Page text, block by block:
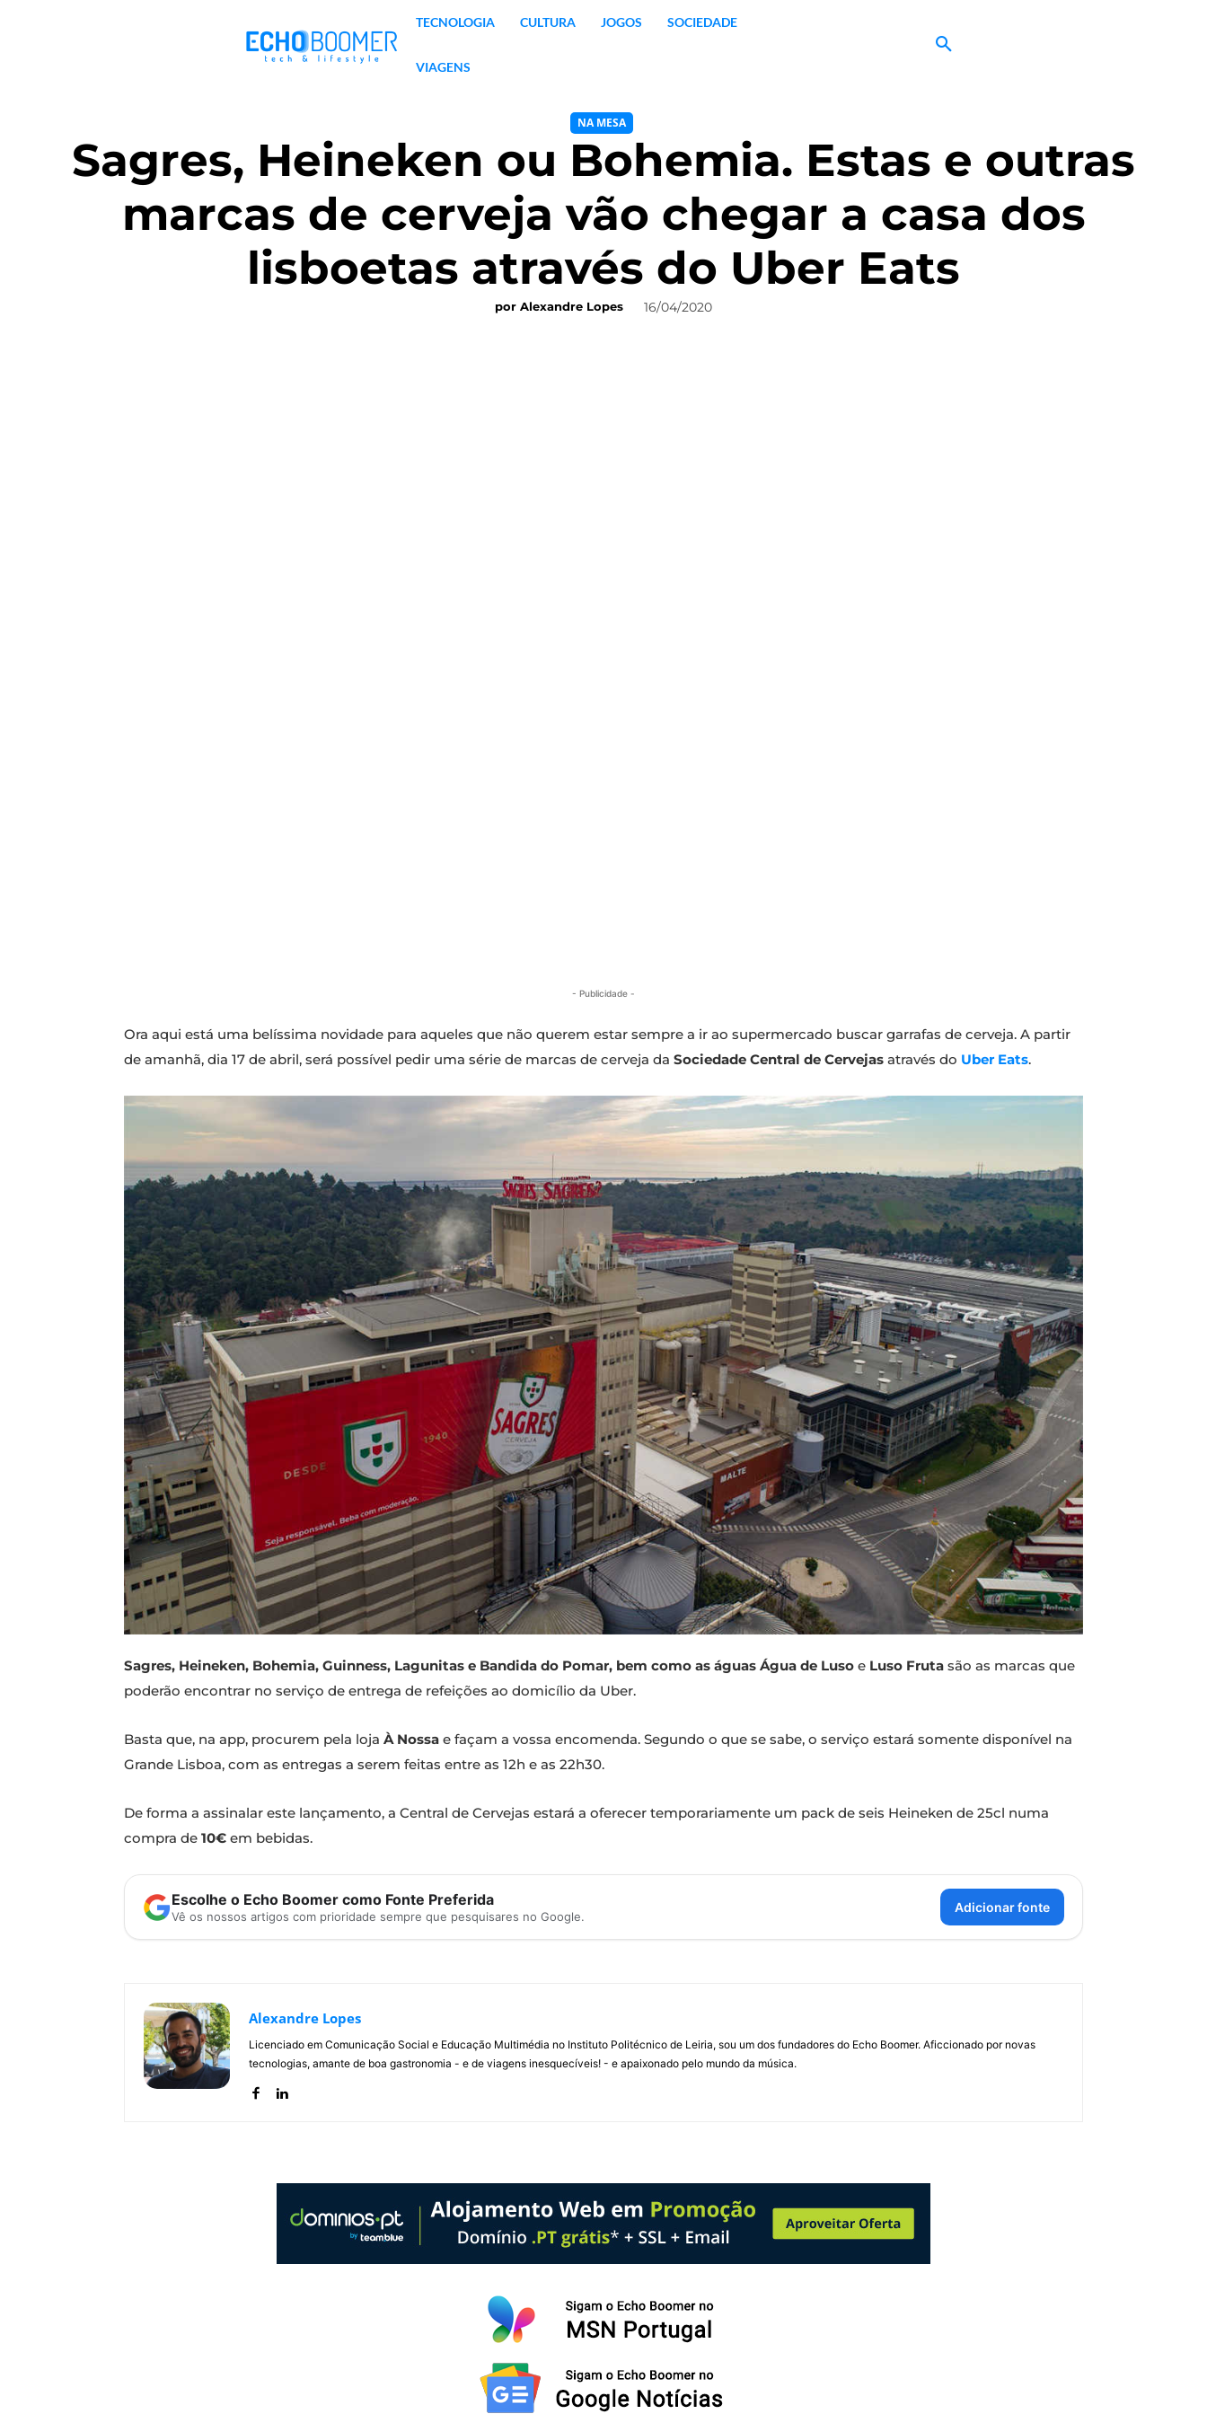
TECNOLOGIA CULTURA JOGOS SOCIEDADE
VIAGENS
NA MESA
Sagres, Heineken ou Bohemia. Estas e outras
marcas de cerveja vão chegar a casa dos
lisboetas através do Uber Eats
por Alexandre Lopes 16/04/2020
- Publicidade -
Ora aqui está uma belíssima novidade para aqueles que não querem estar sempre a ir ao supermercado buscar garrafas de cerveja. A partir
de amanhã, dia 17 de abril, será possível pedir uma série de marcas de cerveja da Sociedade Central de Cervejas através do Uber Eats.
Sagres, Heineken, Bohemia, Guinness, Lagunitas e Bandida do Pomar, bem como as águas Água de Luso e Luso Fruta são as marcas que
poderão encontrar no serviço de entrega de refeições ao domicílio da Uber.
Basta que, na app, procurem pela loja À Nossa e façam a vossa encomenda. Segundo o que se sabe, o serviço estará somente disponível na
Grande Lisboa, com as entregas a serem feitas entre as 12h e as 22h30.
De forma a assinalar este lançamento, a Central de Cervejas estará a oferecer temporariamente um pack de seis Heineken de 25cl numa
compra de 10€ em bebidas.
Escolhe o Echo Boomer como Fonte Preferida
Vê os nossos artigos com prioridade sempre que pesquisares no Google.
Adicionar fonte
Alexandre Lopes
Licenciado em Comunicação Social e Educação Multimédia no Instituto Politécnico de Leiria, sou um dos fundadores do Echo Boomer. Aficcionado por novas
tecnologias, amante de boa gastronomia - e de viagens inesquecíveis! - e apaixonado pelo mundo da música.